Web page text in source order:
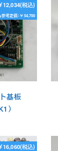
12,034(税込)
参考定価：￥54,700
ト基板
）
16,060(税込)